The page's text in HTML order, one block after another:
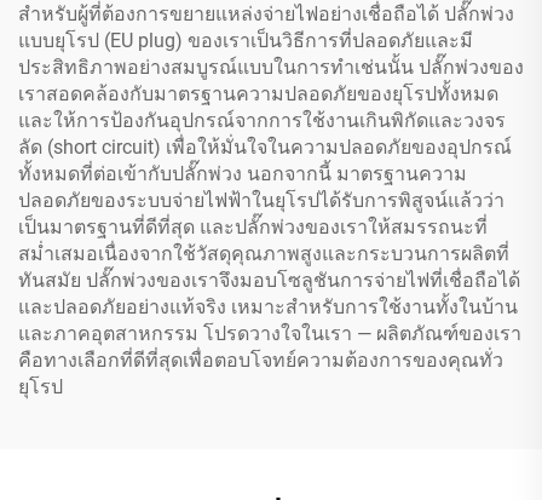
สำหรับผู้ที่ต้องการขยายแหล่งจ่ายไฟอย่างเชื่อถือได้ ปลั๊กพ่วง
แบบยุโรป (EU plug) ของเราเป็นวิธีการที่ปลอดภัยและมี
ประสิทธิภาพอย่างสมบูรณ์แบบในการทำเช่นนั้น ปลั๊กพ่วงของ
เราสอดคล้องกับมาตรฐานความปลอดภัยของยุโรปทั้งหมด
และให้การป้องกันอุปกรณ์จากการใช้งานเกินพิกัดและวงจร
ลัด (short circuit) เพื่อให้มั่นใจในความปลอดภัยของอุปกรณ์
ทั้งหมดที่ต่อเข้ากับปลั๊กพ่วง นอกจากนี้ มาตรฐานความ
ปลอดภัยของระบบจ่ายไฟฟ้าในยุโรปได้รับการพิสูจน์แล้วว่า
เป็นมาตรฐานที่ดีที่สุด และปลั๊กพ่วงของเราให้สมรรถนะที่
สม่ำเสมอเนื่องจากใช้วัสดุคุณภาพสูงและกระบวนการผลิตที่
ทันสมัย ปลั๊กพ่วงของเราจึงมอบโซลูชันการจ่ายไฟที่เชื่อถือได้
และปลอดภัยอย่างแท้จริง เหมาะสำหรับการใช้งานทั้งในบ้าน
และภาคอุตสาหกรรม โปรดวางใจในเรา — ผลิตภัณฑ์ของเรา
คือทางเลือกที่ดีที่สุดเพื่อตอบโจทย์ความต้องการของคุณทั่ว
ยุโรป